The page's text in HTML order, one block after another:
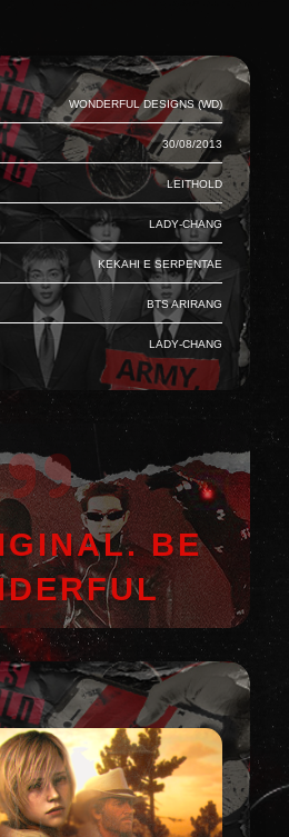
Wonderful Designs (WD)
30/08/2013
Leithold
Lady-Chang
Kekahi e Serpentae
BTS Arirang
Lady-Chang
BE